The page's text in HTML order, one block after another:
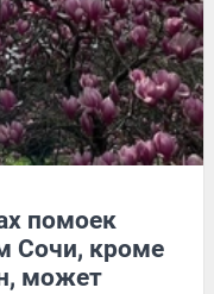
помоек
Сочи, кроме
может